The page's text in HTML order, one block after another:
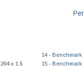
x 1.5
14 - Benchmark
15 - Benchmark